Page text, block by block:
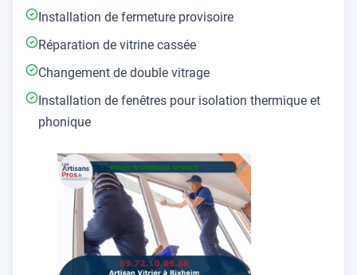
Installation de fermeture provisoire
Réparation de vitrine cassée
Changement de double vitrage
Installation de fenêtres pour isolation thermique et
phonique